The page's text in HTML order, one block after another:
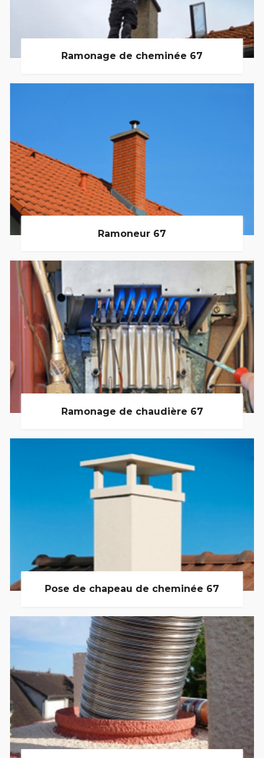
Ramonage de cheminée 67
Ramoneur 67
Ramonage de chaudière 67
Pose de chapeau de cheminée 67